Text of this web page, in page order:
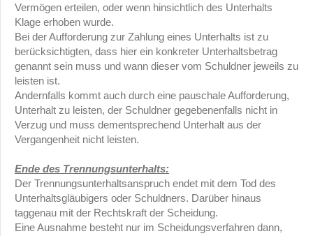
Vermögen erteilen, oder wenn hinsichtlich des Unterhalts
Klage erhoben wurde.
Bei der Aufforderung zur Zahlung eines Unterhalts ist zu
berücksichtigten, dass hier ein konkreter Unterhaltsbetrag
genannt sein muss und wann dieser vom Schuldner jeweils zu
leisten ist.
Andernfalls kommt auch durch eine pauschale Aufforderung,
Unterhalt zu leisten, der Schuldner gegebenenfalls nicht in
Verzug und muss dementsprechend Unterhalt aus der
Vergangenheit nicht leisten.
Ende des Trennungsunterhalts:
Der Trennungsunterhaltsanspruch endet mit dem Tod des
Unterhaltsgläubigers oder Schuldners. Darüber hinaus
taggenau mit der Rechtskraft der Scheidung.
Eine Ausnahme besteht nur im Scheidungsverfahren dann,